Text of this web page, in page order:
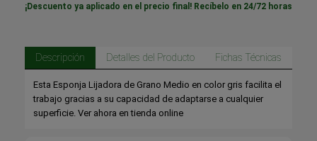
¡Descuento ya aplicado en el precio final! Recíbelo en 24/72 horas
Descripción Detalles del Producto Fichas Técnicas
Esta Esponja Lijadora de Grano Medio en color gris facilita el
trabajo gracias a su capacidad de adaptarse a cualquier
superficie. Ver ahora en tienda online